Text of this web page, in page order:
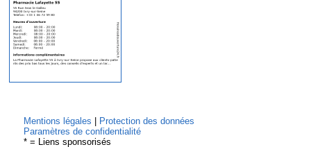
Mentions légales | Protection des données
Paramètres de confidentialité
* = Liens sponsorisés